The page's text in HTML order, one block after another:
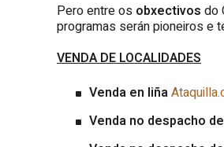
Pero entre os obxectivos do
programas serán pioneiros e
VENDA DE LOCALIDADES
Venda en liña
Venda no despacho